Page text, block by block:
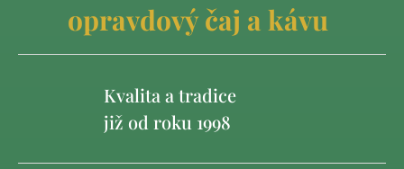
opravdový čaj a kávu
Kvalita a tradice
již od roku 1998